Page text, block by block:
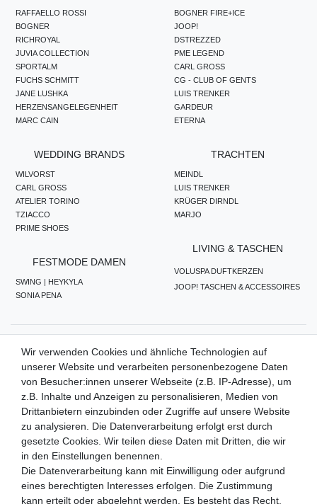
RAFFAELLO ROSSI
BOGNER
RICHROYAL
JUVIA COLLECTION
SPORTALM
FUCHS SCHMITT
JANE LUSHKA
HERZENSANGELEGENHEIT
MARC CAIN
BOGNER FIRE+ICE
JOOP!
DSTREZZED
PME LEGEND
CARL GROSS
CG - CLUB OF GENTS
LUIS TRENKER
GARDEUR
ETERNA
WEDDING BRANDS
WILVORST
CARL GROSS
ATELIER TORINO
TZIACCO
PRIME SHOES
FESTMODE DAMEN
SWING | HEYKYLA
SONIA PENA
TRACHTEN
MEINDL
LUIS TRENKER
KRÜGER DIRNDL
MARJO
LIVING & TASCHEN
VOLUSPA DUFTKERZEN
JOOP! TASCHEN & ACCESSOIRES
ZAHLUNGSMETHODEN
WIR VERSENDEN MIT
QUALITÄTSVERSPRECHEN
Wir verwenden Cookies und ähnliche Technologien auf
unserer Website und verarbeiten personenbezogene Daten
von Besucher:innen unserer Webseite (z.B. IP-Adresse), um
z.B. Inhalte und Anzeigen zu personalisieren, Medien von
Drittanbietern einzubinden oder Zugriffe auf unsere Website
zu analysieren. Die Datenverarbeitung erfolgt erst durch
gesetzte Cookies. Wir teilen diese Daten mit Dritten, die wir
in den Einstellungen benennen.
Die Datenverarbeitung kann mit Einwilligung oder aufgrund
eines berechtigten Interesses erfolgen. Die Zustimmung
kann erteilt oder abgelehnt werden. Es besteht das Recht,